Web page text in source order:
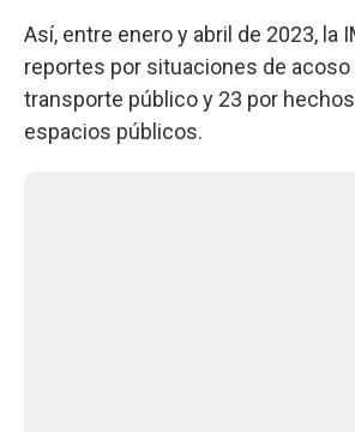
Así, entre enero y abril de 2023, la
reportes por situaciones de acoso
transporte público y 23 por
espacios públicos.